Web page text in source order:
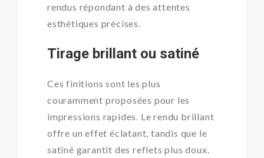
rendus répondant à des attentes
esthétiques précises.
Tirage brillant ou satiné
Ces finitions sont les plus
couramment proposées pour les
impressions rapides. Le rendu brillant
offre un effet éclatant, tandis que le
satiné garantit des reflets plus doux.